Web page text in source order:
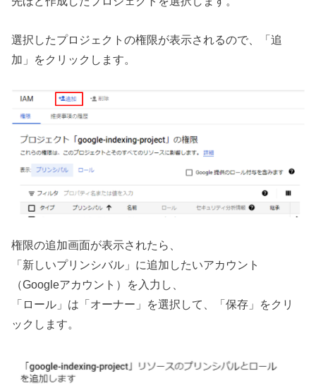
選択したプロジェクトの権限が表示されるので、「追
加」をクリックします。
権限の追加画面が表示されたら、
「新しいプリンシバル」に追加したいアカウント
（Googleアカウント）を入力し、
「ロール」は「オーナー」を選択して、「保存」をクリ
ックします。